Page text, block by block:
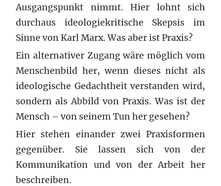
Ausgangspunkt nimmt. Hier lohnt sich
durchaus ideologiekritische Skepsis im
Sinne von Karl Marx. Was aber ist Praxis?
Ein alternativer Zugang wäre möglich vom
Menschenbild her, wenn dieses nicht als
ideologische Gedachtheit verstanden wird,
sondern als Abbild von Praxis. Was ist der
Mensch – von seinem Tun her gesehen?
Hier stehen einander zwei Praxisformen
gegenüber. Sie lassen sich von der
Kommunikation und von der Arbeit her
beschreiben.